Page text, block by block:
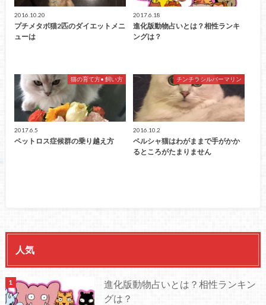
2016.10.20
プチメタボ猫2匹のダイエットメニ
ューは
2017.6.18
進化版動物占いとは？相性ランキ
ングは？
猫の育て方• 飼い方
2017.6.5
ペットロス症候群の乗り越え方
チンチラシルバーマリン
2016.10.2
ペルシャ猫はわがままで手がかか
るところがたまりません
人気
進化版動物占いとは？相性ランキン
グは？